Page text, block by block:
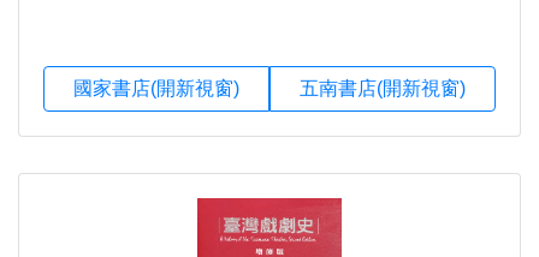
國家書店(開新視窗) 五南書店(開新視窗)